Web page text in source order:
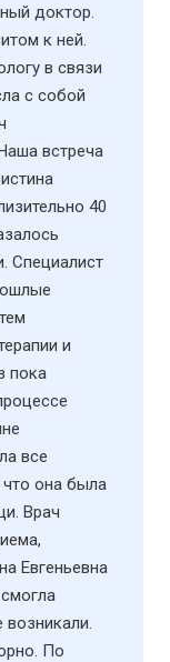
доктор.
к ней.
в связи
с собой
встреча
40
Специалист
и
пока
все
она была
Врач
Евгеньевна
По